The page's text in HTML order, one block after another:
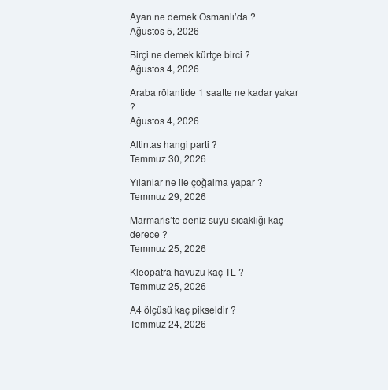
Ayan ne demek Osmanlı’da ?
Ağustos 5, 2026
Birçi ne demek kürtçe birci ?
Ağustos 4, 2026
Araba rölantide 1 saatte ne kadar yakar
?
Ağustos 4, 2026
Altintas hangi parti ?
Temmuz 30, 2026
Yılanlar ne ile çoğalma yapar ?
Temmuz 29, 2026
Marmaris’te deniz suyu sıcaklığı kaç
derece ?
Temmuz 25, 2026
Kleopatra havuzu kaç TL ?
Temmuz 25, 2026
A4 ölçüsü kaç pikseldir ?
Temmuz 24, 2026